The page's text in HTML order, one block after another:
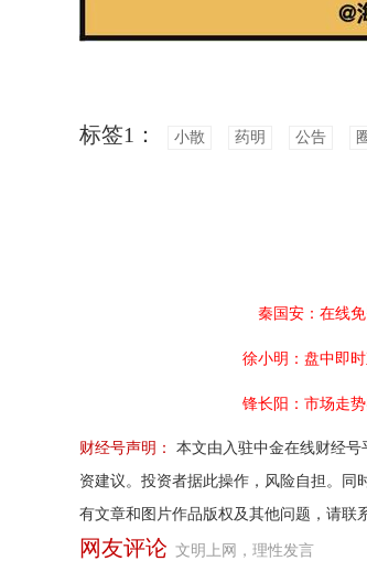
标签1： 小散 药明 公告
秦国安：在线
徐小明：盘中即
锋长阳：市场走
财经号声明：
本文由入驻中金在线财经
资建议。投资者据此操作，风险自担。同
有文章和图片作品版权及其他问题，请联
网友评论 文明上网，理性发言